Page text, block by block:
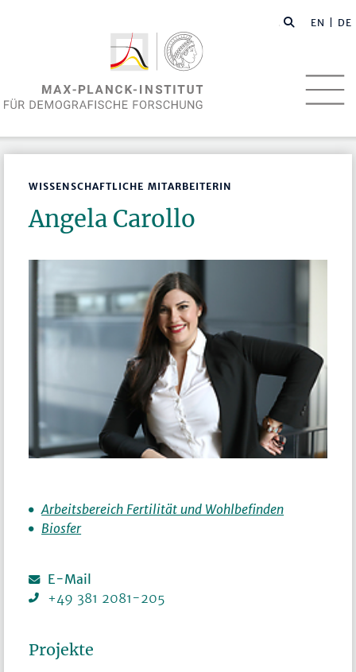
EN | DE
WISSENSCHAFTLICHE MITARBEITERIN
Angela Carollo
Arbeitsbereich Fertilität und Wohlbefinden
Biosfer
E-Mail
+49 381 2081-205
Projekte